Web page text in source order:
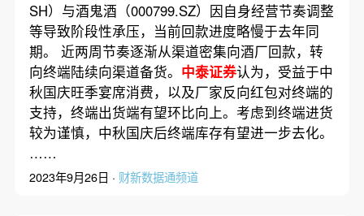
SH）与酒鬼酒（000799.SZ）因自身经营节奏调整
等导致阶段性承压，当前回款进度略慢于去年同
期。 近两周节奏逐渐从渠道密集向酒厂回款，转
向终端陆续向渠道备货。 中泰证券认为，受益于中
秋国庆旺季宴席消费，以及厂家反向红包对终端的
支持，终端出货端有望环比向上。考虑到终端进货
较为谨慎，中秋国庆后终端库存有望进一步去化。
……
2023年9月26日 · 财新数据通频道